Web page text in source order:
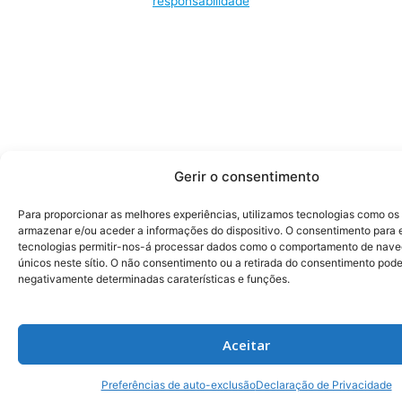
Gerir o consentimento
Para proporcionar as melhores experiências, utilizamos tecnologias como
armazenar e/ou aceder a informações do dispositivo. O consentimento para
tecnologias permitir-nos-á processar dados como o comportamento de
únicos neste sítio. O não consentimento ou a retirada do consentimento
negativamente determinadas caraterísticas e funções.
Aceitar
Preferências de auto-exclusãoDeclaração de Privacidade